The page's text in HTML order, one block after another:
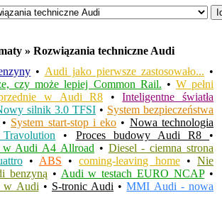
» Rozwiązania techniczne Audi
• Audi jako pierwsze zastosowało... •
czy może lepiej Common Rail. • W pełni
w Audi R8 •Inteligentne światła
silnik 3.0 TFSI • System bezpieczeństwa
System start-stop i eko • Nowa technologia
• Proces budowy Audi R8 •
w Audi A4 Allroad • Diesel - ciemna strona
• ABS •coming-leaving home•Nie
benzyną • Audi w testach EURO NCAP•
w Audi • S-tronic Audi •MMI Audi - nowa